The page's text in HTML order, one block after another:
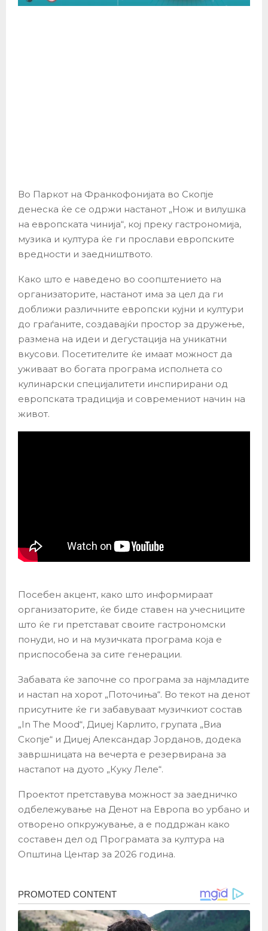
Во Паркот на Франкофонијата во Скопје
денеска ќе се одржи настанот „Нож и вилушка
на европската чинија“, кој преку гастрономија,
музика и култура ќе ги прослави европските
вредности и заедништвото.
Како што е наведено во соопштението на
организаторите, настанот има за цел да ги
доближи различните европски кујни и култури
до граѓаните, создавајќи простор за дружење,
размена на идеи и дегустација на уникатни
вкусови. Посетителите ќе имаат можност да
уживаат во богата програма исполнета со
кулинарски специјалитети инспирирани од
европската традиција и современиот начин на
живот.
Посебен акцент, како што информираат
организаторите, ќе биде ставен на учесниците
што ќе ги претстават своите гастрономски
понуди, но и на музичката програма која е
приспособена за сите генерации.
Забавата ќе започне со програма за најмладите
и настап на хорот „Поточиња“. Во текот на денот
присутните ќе ги забавуваат музичкиот состав
„In The Mood“, Диџеј Карлито, групата „Виа
Скопје“ и Диџеј Александар Јорданов, додека
завршницата на вечерта е резервирана за
настапот на дуото „Куку Леле“.
Проектот претставува можност за заедничко
одбележување на Денот на Европа во урбано и
отворено опкружување, а е поддржан како
составен дел од Програмата за култура на
Општина Центар за 2026 година.